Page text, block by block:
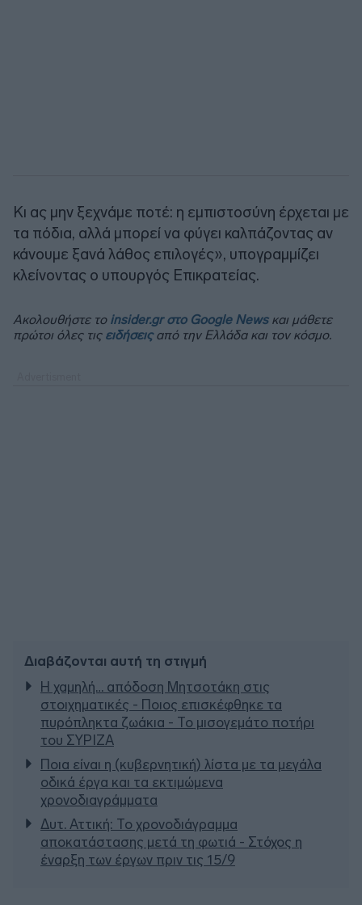
Κι ας μην ξεχνάμε ποτέ: η εμπιστοσύνη έρχεται με
τα πόδια, αλλά μπορεί να φύγει καλπάζοντας αν
κάνουμε ξανά λάθος επιλογές», υπογραμμίζει
κλείνοντας ο υπουργός Επικρατείας.
Ακολουθήστε το insider.gr στο Google Newsκαι μάθετε
πρώτοι όλες τις ειδήσειςαπό την Ελλάδα και τον κόσμο.
Διαβάζονται αυτή τη στιγμή
Η χαμηλή… απόδοση Μητσοτάκη στις
στοιχηματικές - Ποιος επισκέφθηκε τα
πυρόπληκτα ζωάκια - Το μισογεμάτο ποτήρι
του ΣΥΡΙΖΑ
Ποια είναι η (κυβερνητική) λίστα με τα μεγάλα
οδικά έργα και τα εκτιμώμενα
χρονοδιαγράμματα
Δυτ. Αττική: Το χρονοδιάγραμμα
αποκατάστασης μετά τη φωτιά - Στόχος η
έναρξη των έργων πριν τις 15/9